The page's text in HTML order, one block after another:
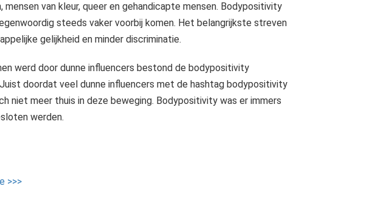
mensen van kleur, queer en gehandicapte mensen. Bodypositivity
steeds vaker voorbij komen. Het belangrijkste streven
gelijkheid en minder discriminatie.
werd door dunne influencers bestond de bodypositivity
doordat veel dunne influencers met de hashtag bodypositivity
niet meer thuis in deze beweging. Bodypositivity was er immers
werden.
>>>